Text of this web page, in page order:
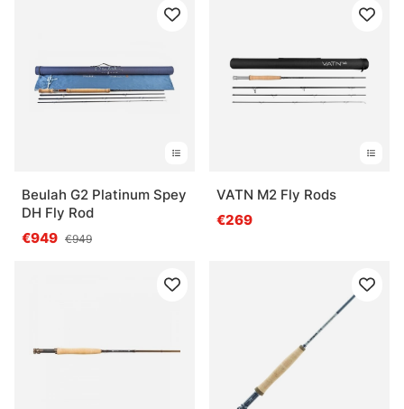
Beulah G2 Platinum Spey
DH Fly Rod
€949 €949
VATN M2 Fly Rods
€269